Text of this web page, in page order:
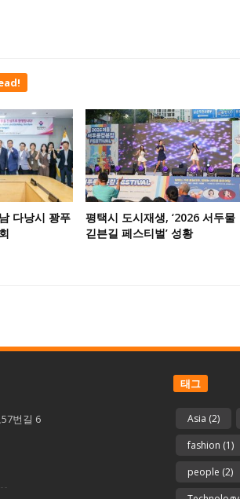
다낭시 꽝푸
평택시 도시재생, ‘2026 서두물
긷븐길 페스티벌’ 성황
번길 6
태그
Asia (2)
fashion (1)
people (2)